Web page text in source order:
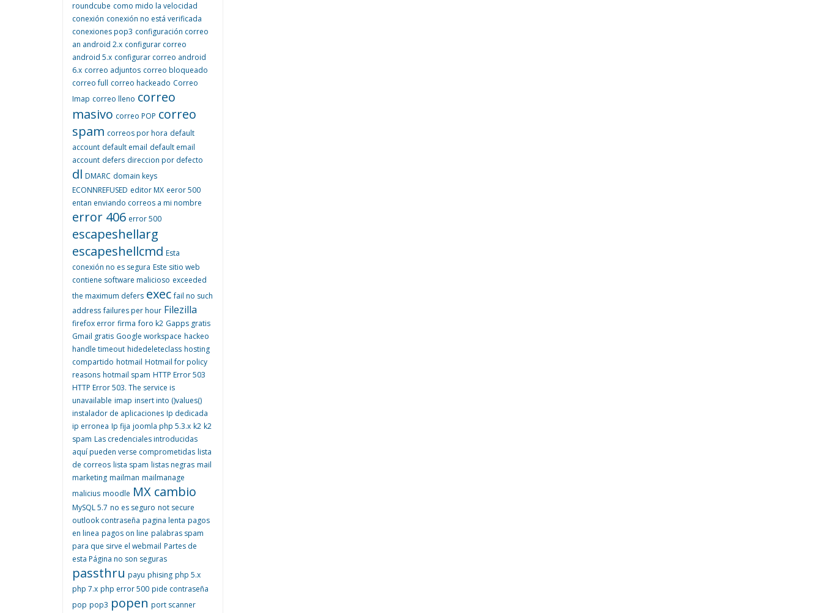
roundcube como mido la velocidad
conexión conexión no está verificada
conexiones pop3 configuración correo
an android 2.x configurar correo
android 5.x configurar correo android
6.x correo adjuntos correo bloqueado
correo full correo hackeado Correo
Imap correo lleno correo
masivo correo POP correo
spam correos por hora default
account default email default email
account defers direccion por defecto
dl DMARC domain keys
ECONNREFUSED editor MX eeror 500
entan enviando correos a mi nombre
error 406 error 500
escapeshellarg
escapeshellcmd Esta
conexión no es segura Este sitio web
contiene software malicioso exceeded
the maximum defers exec fail no such
address failures per hour Filezilla
firefox error firma foro k2 Gapps gratis
Gmail gratis Google workspace hackeo
handle timeout hidedeleteclass hosting
compartido hotmail Hotmail for policy
reasons hotmail spam HTTP Error 503
HTTP Error 503. The service is
unavailable imap insert into ()values()
instalador de aplicaciones Ip dedicada
ip erronea Ip fija joomla php 5.3.x k2 k2
spam Las credenciales introducidas
aquí pueden verse comprometidas lista
de correos lista spam listas negras mail
marketing mailman mailmanage
malicius moodle MX cambio
MySQL 5.7 no es seguro not secure
outlook contraseña pagina lenta pagos
en linea pagos on line palabras spam
para que sirve el webmail Partes de
esta Página no son seguras
passthru payu phising php 5.x
php 7.x php error 500 pide contraseña
pop pop3 popen port scanner